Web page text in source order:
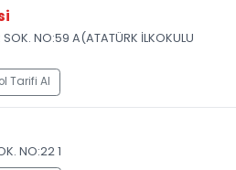
SOK. NO:59 A(ATATÜRK İLKOKULU
Tarifi Al
NO:22 1